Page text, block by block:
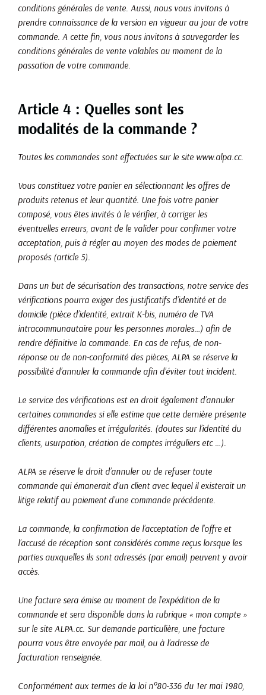
conditions générales de vente. Aussi, nous vous invitons à
prendre connaissance de la version en vigueur au jour de votre
commande. A cette fin, vous nous invitons à sauvegarder les
conditions générales de vente valables au moment de la
passation de votre commande.
Article 4 : Quelles sont les
modalités de la commande ?
Toutes les commandes sont effectuées sur le site www.alpa.cc.
Vous constituez votre panier en sélectionnant les offres de
produits retenus et leur quantité. Une fois votre panier
composé, vous êtes invités à le vérifier, à corriger les
éventuelles erreurs, avant de le valider pour confirmer votre
acceptation, puis à régler au moyen des modes de paiement
proposés (article 5).
Dans un but de sécurisation des transactions, notre service des
vérifications pourra exiger des justificatifs d’identité et de
domicile (pièce d’identité, extrait K-bis, numéro de TVA
intracommunautaire pour les personnes morales…) afin de
rendre définitive la commande. En cas de refus, de non-
réponse ou de non-conformité des pièces, ALPA se réserve la
possibilité d’annuler la commande afin d’éviter tout incident.
Le service des vérifications est en droit également d’annuler
certaines commandes si elle estime que cette dernière présente
différentes anomalies et irrégularités. (doutes sur l’identité du
clients, usurpation, création de comptes irréguliers etc …).
ALPA se réserve le droit d’annuler ou de refuser toute
commande qui émanerait d’un client avec lequel il existerait un
litige relatif au paiement d’une commande précédente.
La commande, la confirmation de l’acceptation de l’offre et
l’accusé de réception sont considérés comme reçus lorsque les
parties auxquelles ils sont adressés (par email) peuvent y avoir
accès.
Une facture sera émise au moment de l’expédition de la
commande et sera disponible dans la rubrique « mon compte »
sur le site ALPA.cc. Sur demande particulière, une facture
pourra vous être envoyée par mail, ou à l’adresse de
facturation renseignée.
Conformément aux termes de la loi n°80-336 du 1er mai 1980,